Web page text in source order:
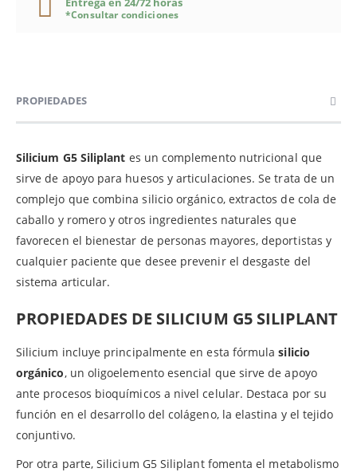
*Consultar condiciones
PROPIEDADES
Silicium G5 Siliplant es un complemento nutricional que
sirve de apoyo para huesos y articulaciones. Se trata de un
complejo que combina silicio orgánico, extractos de cola de
caballo y romero y otros ingredientes naturales que
favorecen el bienestar de personas mayores, deportistas y
cualquier paciente que desee prevenir el desgaste del
sistema articular.
PROPIEDADES DE SILICIUM G5 SILIPLANT
Silicium incluye principalmente en esta fórmulasilicio
orgánico, un oligoelemento esencial que sirve de apoyo
ante procesos bioquímicos a nivel celular. Destaca por su
función en el desarrollo del colágeno, la elastina y el tejido
conjuntivo.
Por otra parte, Silicium G5 Siliplant fomenta el metabolismo